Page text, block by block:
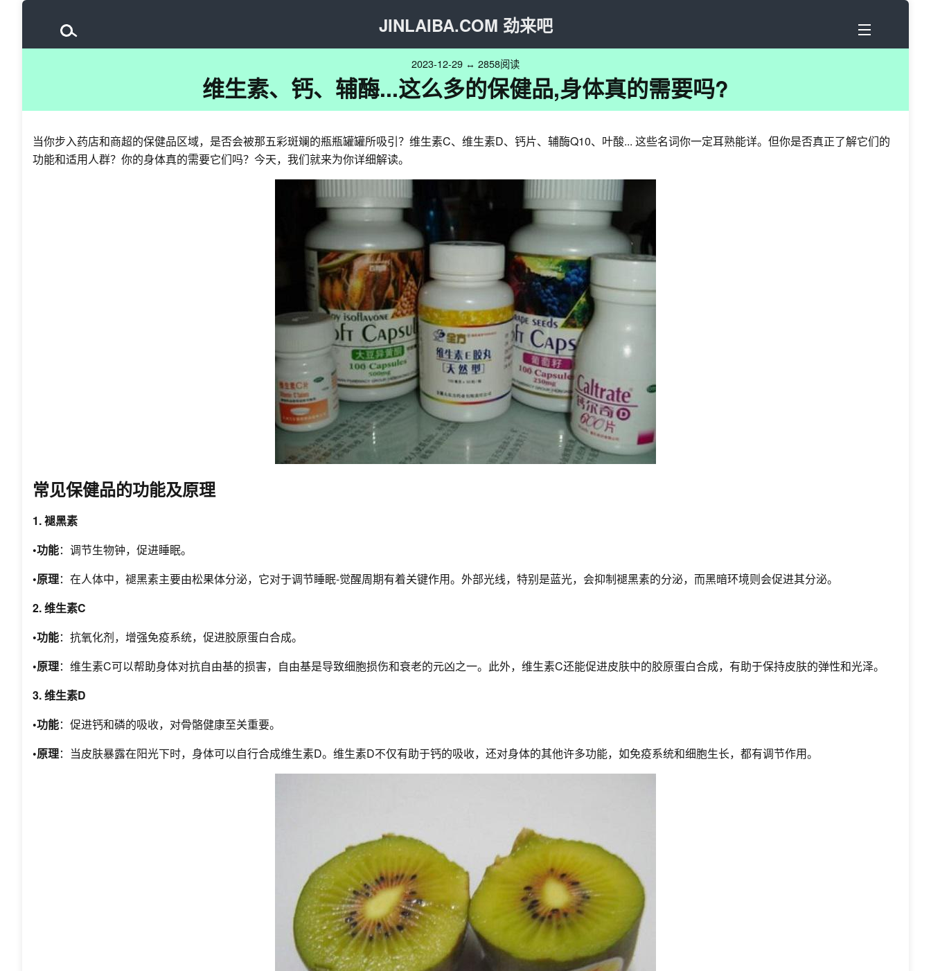
JINLAIBA.COM 劲来吧
2023-12-29 ↔ 2858阅读
维生素、钙、辅酶...这么多的保健品,身体真的需要吗?
当你步入药店和商超的保健品区域，是否会被那五彩斑斓的瓶瓶罐罐所吸引？维生素C、维生素D、钙片、辅酶Q10、叶酸... 这些名词你一定耳熟能详。但你是否真正了解它们的
功能和适用人群？你的身体真的需要它们吗？今天，我们就来为你详细解读。
常见保健品的功能及原理
1. 褪黑素
•功能：调节生物钟，促进睡眠。
•原理：在人体中，褪黑素主要由松果体分泌，它对于调节睡眠-觉醒周期有着关键作用。外部光线，特别是蓝光，会抑制褪黑素的分泌，而黑暗环境则会促进其分泌。
2. 维生素C
•功能：抗氧化剂，增强免疫系统，促进胶原蛋白合成。
•原理：维生素C可以帮助身体对抗自由基的损害，自由基是导致细胞损伤和衰老的元凶之一。此外，维生素C还能促进皮肤中的胶原蛋白合成，有助于保持皮肤的弹性和光泽。
3. 维生素D
•功能：促进钙和磷的吸收，对骨骼健康至关重要。
•原理：当皮肤暴露在阳光下时，身体可以自行合成维生素D。维生素D不仅有助于钙的吸收，还对身体的其他许多功能，如免疫系统和细胞生长，都有调节作用。